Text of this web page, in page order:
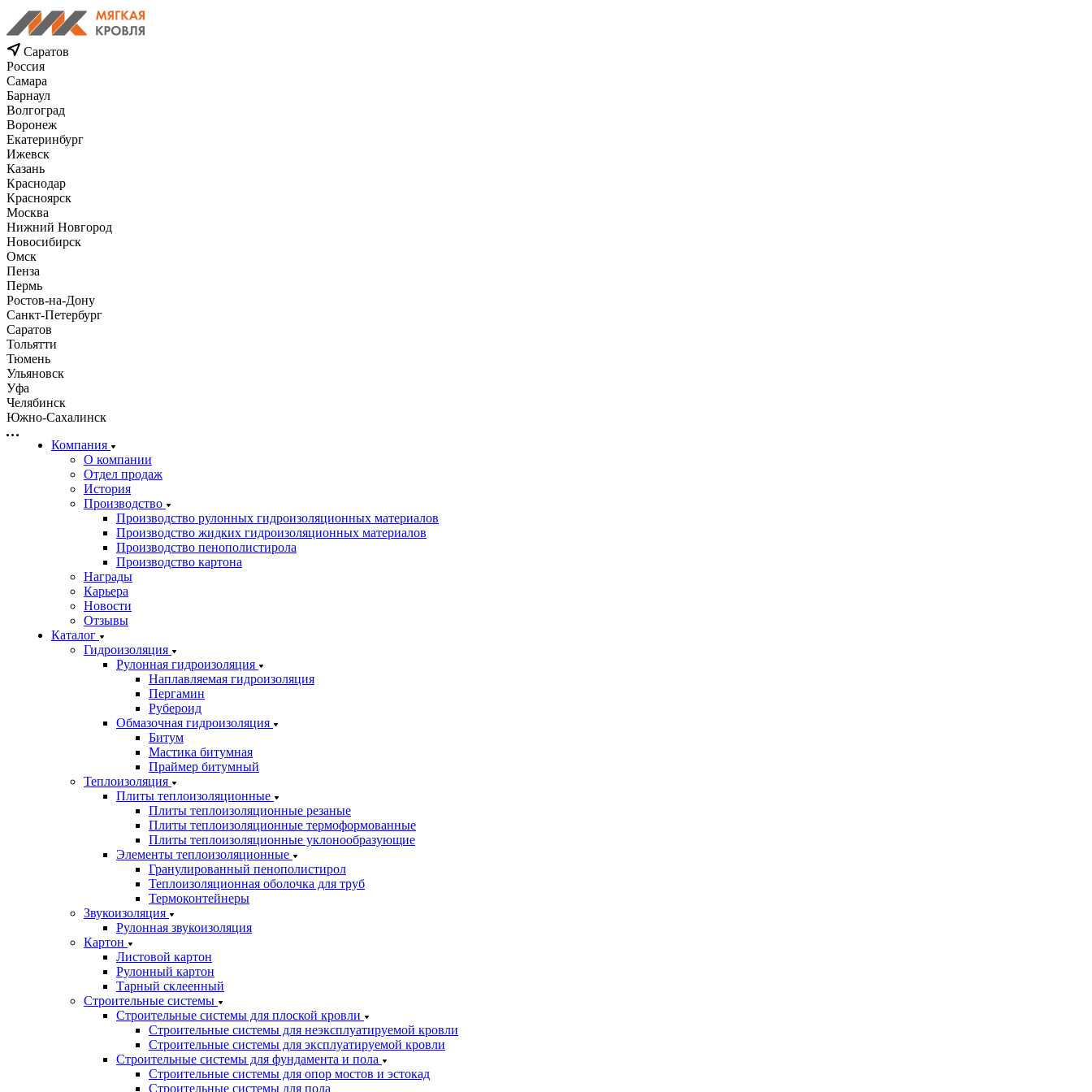
Саратов
Россия
Самара
Барнаул
Волгоград
Воронеж
Екатеринбург
Ижевск
Казань
Краснодар
Красноярск
Москва
Нижний Новгород
Новосибирск
Омск
Пенза
Пермь
Ростов-на-Дону
Санкт-Петербург
Саратов
Тольятти
Тюмень
Ульяновск
Уфа
Челябинск
Южно-Сахалинск
Компания
О компании
Отдел продаж
История
Производство
Производство рулонных гидроизоляционных материалов
Производство жидких гидроизоляционных материалов
Производство пенополистирола
Производство картона
Награды
Карьера
Новости
Отзывы
Каталог
Гидроизоляция
Рулонная гидроизоляция
Наплавляемая гидроизоляция
Пергамин
Рубероид
Обмазочная гидроизоляция
Битум
Мастика битумная
Праймер битумный
Теплоизоляция
Плиты теплоизоляционные
Плиты теплоизоляционные резаные
Плиты теплоизоляционные термоформованные
Плиты теплоизоляционные уклонообразующие
Элементы теплоизоляционные
Гранулированный пенополистирол
Теплоизоляционная оболочка для труб
Термоконтейнеры
Звукоизоляция
Рулонная звукоизоляция
Картон
Листовой картон
Рулонный картон
Тарный склеенный
Строительные системы
Строительные системы для плоской кровли
Строительные системы для неэксплуатируемой кровли
Строительные системы для эксплуатируемой кровли
Строительные системы для фундамента и пола
Строительные системы для опор мостов и эстокад
Строительные системы для пола